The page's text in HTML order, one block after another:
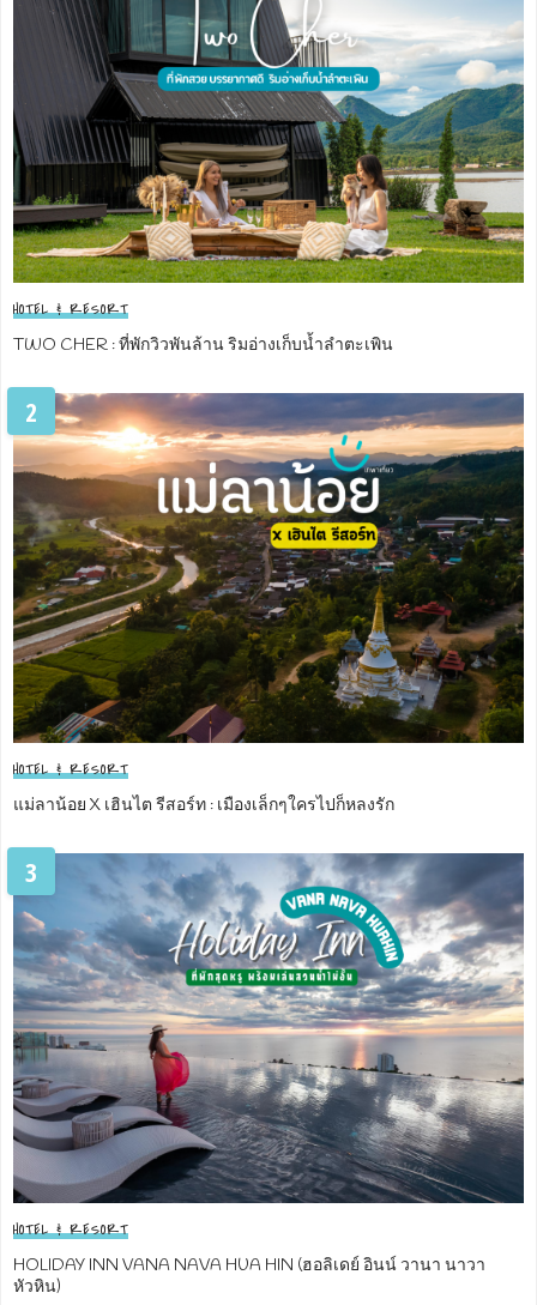
HOTEL & RESORT
TWO CHER : ที่พักวิวพันล้าน ริมอ่างเก็บน้ำลำตะเพิน
2
HOTEL & RESORT
แม่ลาน้อย X เฮินไต รีสอร์ท : เมืองเล็กๆใครไปก็หลงรัก
3
HOTEL & RESORT
HOLIDAY INN VANA NAVA HUA HIN (ฮอลิเดย์ อินน์ วานา นาวา
หัวหิน)